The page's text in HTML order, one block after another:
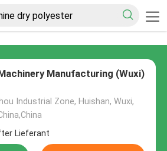
Manufacturing (Wuxi)
Industrial Zone, Huishan, Wuxi,
Lieferant